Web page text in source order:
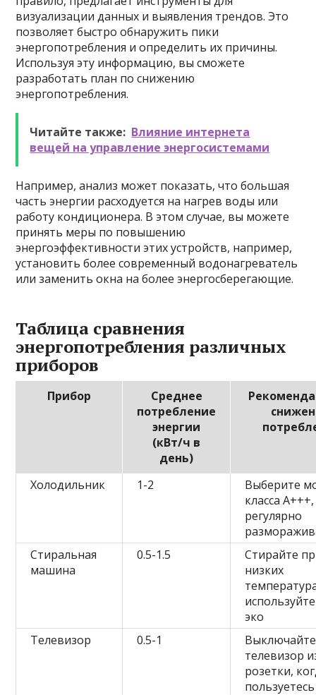
визуализации данных и выявления трендов. Это
позволяет быстро обнаружить пики
энергопотребления и определить их причины.
Используя эту информацию, вы сможете
разработать план по снижению
энергопотребления.
Читайте также: Влияние интернета
вещей на управление энергосистемами
Например, анализ может показать, что большая
часть энергии расходуется на нагрев воды или
работу кондиционера. В этом случае, вы можете
принять меры по повышению
энергоэффективности этих устройств, например,
установить более современный водонагреватель
или заменить окна на более энергосберегающие.
Таблица сравнения
энергопотребления различных
приборов
Прибор
Среднее
потребление
энергии
(кВт/ч в
день)
Холодильник 1-2
Выберите
класса А+++,
регулярно
Стиральная
машина
0.5-1.5
Стирайте
низких
эко
Телевизор
0.5-1
Выключайте
телевизор
розетки,
пользуетесь